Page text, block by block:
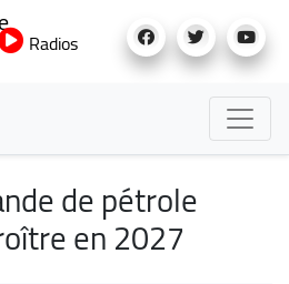
au
Radios
de pétrole
en 2027